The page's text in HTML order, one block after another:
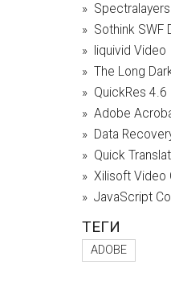
Sothink SWF
liquivid
The Long
QuickRes 4.6
Adobe
Data
Quick
Xilisoft Video
JavaScript
ТЕГИ
ADOBE